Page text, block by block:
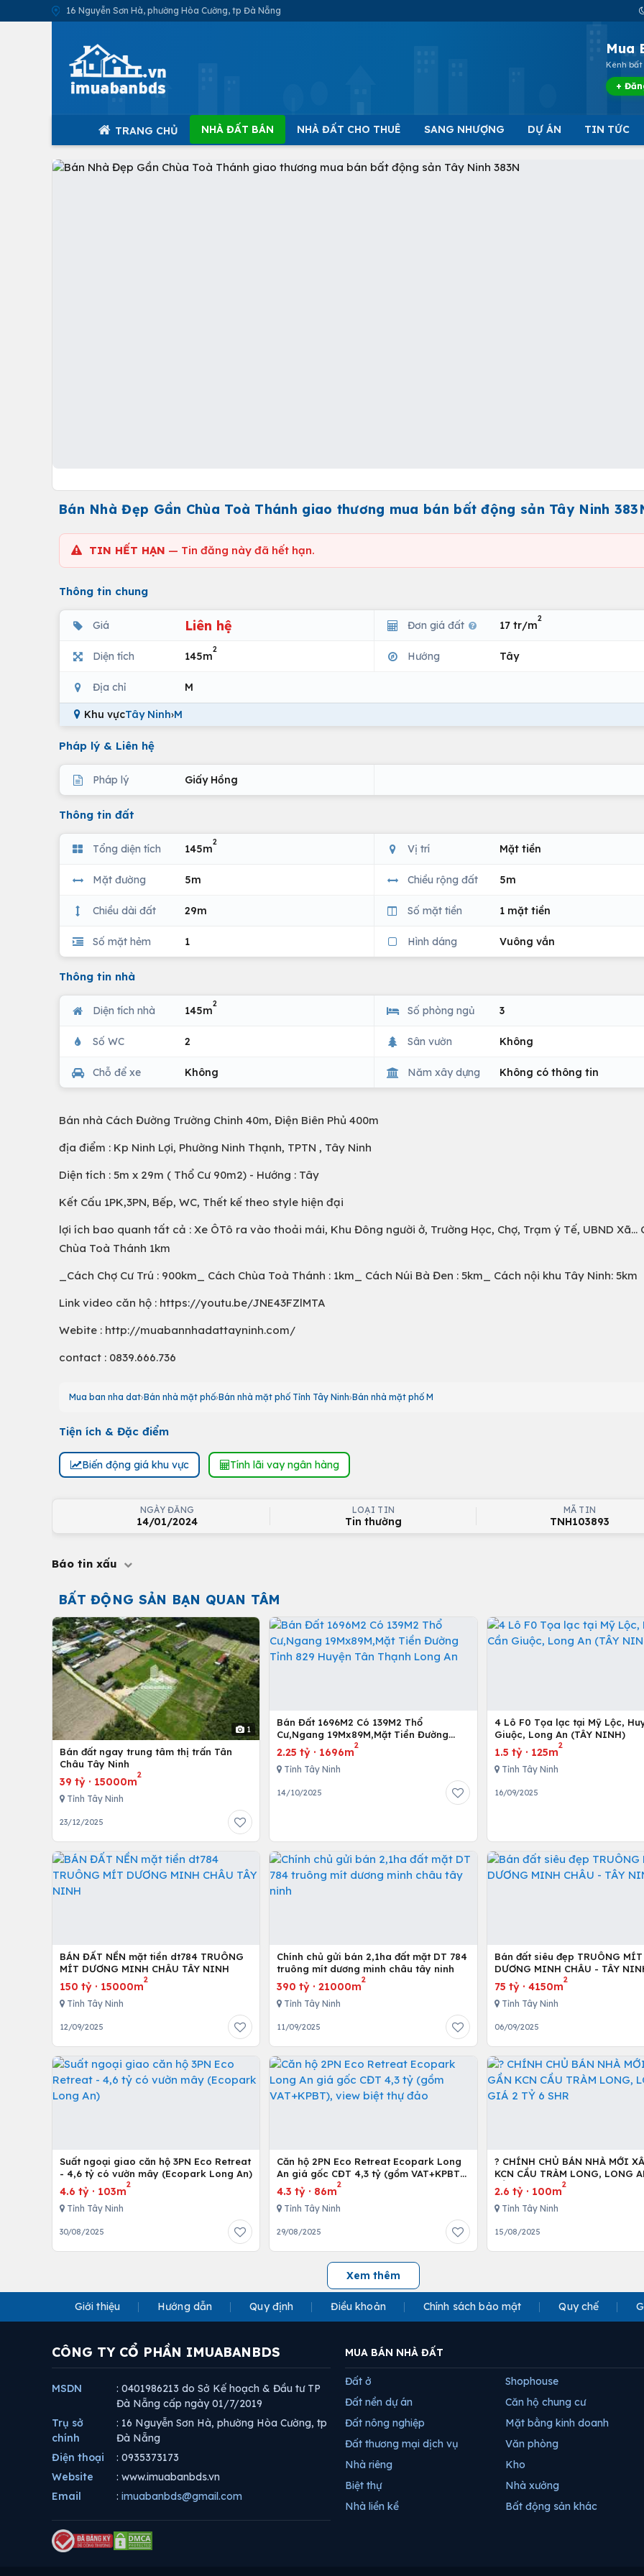
16 Nguyễn Sơn Hà, phường Hòa Cường, tp Đà Nẵng
Mua
Kênh
+
TRANG CHỦ NHÀ ĐẤT BÁN NHÀ ĐẤT CHO THUÊ SANG NHƯỢNG DỰ ÁN TIN TỨC
Bán Nhà Đẹp Gần Chùa Toà Thánh giao thương mua bán bất động sản Tây Ninh
TIN HẾT HẠN — Tin đăng này đã hết hạn.
Thông tin chung
Giá Liên hệ Đơn giá đất 17 tr/m
2
Diện tích 145m
2
Hướng Tây
Địa chỉ M
Khu vựcTây Ninh›M
Pháp lý & Liên hệ
Pháp lý Giấy Hồng
Thông tin đất
Tổng diện tích 145m
2
Vị trí Mặt tiền
Mặt đường 5m Chiều rộng đất 5m
Chiều dài đất 29m Số mặt tiền 1 mặt tiền
Số mặt hẻm 1 Hình dáng Vuông vắn
Thông tin nhà
Diện tích nhà 145m
2
Số phòng ngủ 3
Số WC 2 Sân vườn Không
Chỗ để xe Không Năm xây dựng Không có thông tin
Bán nhà Cách Đường Trường Chinh 40m, Điện Biên Phủ 400m
địa điểm : Kp Ninh Lợi, Phường Ninh Thạnh, TPTN , Tây Ninh
Diện tích : 5m x 29m ( Thổ Cư 90m2) - Hướng : Tây
Kết Cấu 1PK,3PN, Bếp, WC, Thết kế theo style hiện đại
lợi ích bao quanh tất cả : Xe ÔTô ra vào thoải mái, Khu Đông người ở, Trường Học, Chợ, Trạm ý Tế, UBND Xã…
Chùa Toà Thánh 1km
_Cách Chợ Cư Trú : 900km_ Cách Chùa Toà Thánh : 1km_ Cách Núi Bà Đen : 5km_ Cách nội khu Tây Ninh: 5km
Link video căn hộ : https://youtu.be/JNE43FZlMTA
Webite : http://muabannhadattayninh.com/
contact : 0839.666.736
Mua ban nha dat Bán nhà mặt phố Bán nhà mặt phố Tỉnh Tây Ninh Bán nhà mặt phố M
Tiện ích & Đặc điểm
Biến động giá khu vực Tính lãi vay ngân hàng
NGÀY ĐĂNG
14/01/2024
LOẠI TIN
Tin thường
MÃ TIN
TNH103893
Báo tin xấu
BẤT ĐỘNG SẢN BẠN QUAN TÂM
1
Bán đất ngay trung tâm thị trấn Tân
Châu Tây Ninh
39 tỷ · 15000m
2
Tỉnh Tây Ninh
23/12/2025
Bán Đất 1696M2 Có 139M2 Thổ
Cư,Ngang 19Mx89M,Mặt Tiền Đường
Tỉnh 829 Huyện Tân Thạnh Long An
2.25 tỷ · 1696m
2
Tỉnh Tây Ninh
14/10/2025
4 Lô F0 Tọa lạc tại Mỹ Lộc, Huyện Cần
Giuộc, Long An (TÂY NINH)
1.5 tỷ· 125m
2
Tỉnh Tây Ninh
16/09/2025
BÁN ĐẤT NỀN mặt tiền dt784 TRUÔNG
MÍT DƯƠNG MINH CHÂU TÂY NINH
150 tỷ · 15000m
2
Tỉnh Tây Ninh
12/09/2025
Chính chủ gửi bán 2,1ha đất mặt DT 784
truông mít dương minh châu tây ninh
390 tỷ ·21000m
2
Tỉnh Tây Ninh
11/09/2025
Bán đất siêu đẹp TRUÔNG
DƯƠNG MINH CHÂU - TÂY
75 tỷ· 4150m
2
Tỉnh Tây Ninh
06/09/2025
Suất ngoại giao căn hộ 3PN Eco Retreat
- 4,6 tỷ có vườn mây (Ecopark Long An)
4.6 tỷ · 103m
2
Tỉnh Tây Ninh
30/08/2025
Căn hộ 2PN Eco Retreat Ecopark Long
An giá gốc CĐT 4,3 tỷ (gồm VAT+KPBT),
view biệt thự đảo
4.3 tỷ · 86m
2
Tỉnh Tây Ninh
29/08/2025
? CHÍNH CHỦ BÁN NHÀ MỚI
KCN CẦU TRÀM LONG, LONG
TỶ 6 SHR
2.6 tỷ· 100m
2
Tỉnh Tây Ninh
15/08/2025
Xem thêm
Giới thiệu Hướng dẫn Quy định Điều khoản Chính sách bảo mật Quy chế
CÔNG TY CỔ PHẦN IMUABANBDS
MSDN
: 0401986213 do Sở Kế hoạch & Đầu tư TP
Đà Nẵng cấp ngày 01/7/2019
Trụ sở
chính
: 16 Nguyễn Sơn Hà, phường Hòa Cường, tp
Đà Nẵng
Điện thoại
: 0935373173
Website
: www.imuabanbds.vn
Email
: imuabanbds@gmail.com
MUA BÁN NHÀ ĐẤT
Đất ở
Đất nền dự án
Đất nông nghiệp
Đất thương mại dịch vụ
Nhà riêng
Biệt thự
Nhà liền kề
Shophouse
Căn hộ chung cư
Mặt bằng kinh doanh
Văn phòng
Kho
Nhà xưởng
Bất động sản khác